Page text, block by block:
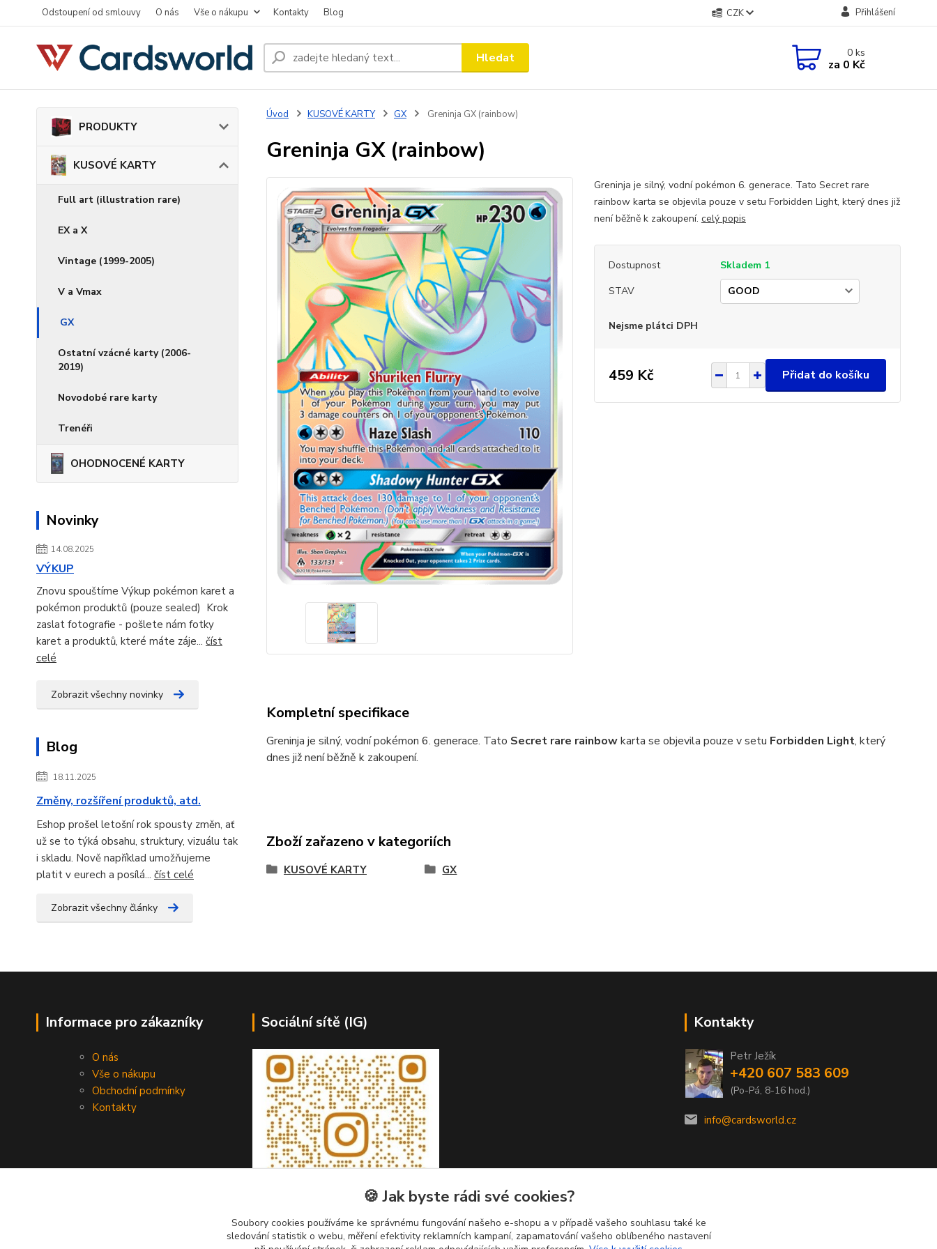
Odstoupení od smlouvy O nás Vše o nákupu Kontakty Blog CZK Přihlášení
Hledat 0ks
za 0 Kč
PRODUKTY
KUSOVÉ KARTY
Full art (illustration rare)
EX a X
Vintage (1999-2005)
V a Vmax
GX
Ostatní vzácné karty (2006-
2019)
Novodobé rare karty
Trenéři
OHODNOCENÉ KARTY
Novinky
14.08.2025
VÝKUP
Znovu spouštíme Výkup pokémon karet a
pokémon produktů (pouze sealed) Krok
zaslat fotografie - pošlete nám fotky
karet a produktů, které máte záje... číst
celé
Zobrazit všechny novinky
Blog
18.11.2025
Změny, rozšíření produktů, atd.
Eshop prošel letošní rok spousty změn, ať
už se to týká obsahu, struktury, vizuálu tak
i skladu. Nově například umožňujeme
platit v eurech a posílá... číst celé
Zobrazit všechny články
Úvod KUSOVÉ KARTY GX Greninja GX (rainbow)
Greninja GX (rainbow)
Greninja je silný, vodní pokémon 6. generace. Tato Secret rare
rainbow karta se objevila pouze v setu Forbidden Light, který dnes již
není běžně k zakoupení. celý popis
Dostupnost
Skladem 1
STAV
Nejsme plátci DPH
459 Kč Přidat do košíku
Kompletní specifikace
Greninja je silný, vodní pokémon 6. generace. Tato Secret rare rainbowkarta se objevila pouze v setu Forbidden Light, který
dnes již není běžně k zakoupení.
Zboží zařazeno v kategoriích
KUSOVÉ KARTY GX
Informace pro zákazníky
O nás
Vše o nákupu
Obchodní podmínky
Kontakty
Sociální sítě (IG) Kontakty
Petr Ježík
+420 607 583 609
(Po-Pá, 8-16 hod.)
info@cardsworld.cz
🍪 Jak byste rádi své cookies?
Soubory cookies používáme ke správnému fungování našeho e-shopu a v případě vašeho souhlasu také ke
sledování statistik o webu, měření efektivity reklamních kampaní, zapamatování vašeho oblíbeného nastavení